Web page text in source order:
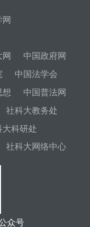
中国政府网
中国法学会
想
中国普法网
社科大教务处
大科研处
社科大网络中心
众号